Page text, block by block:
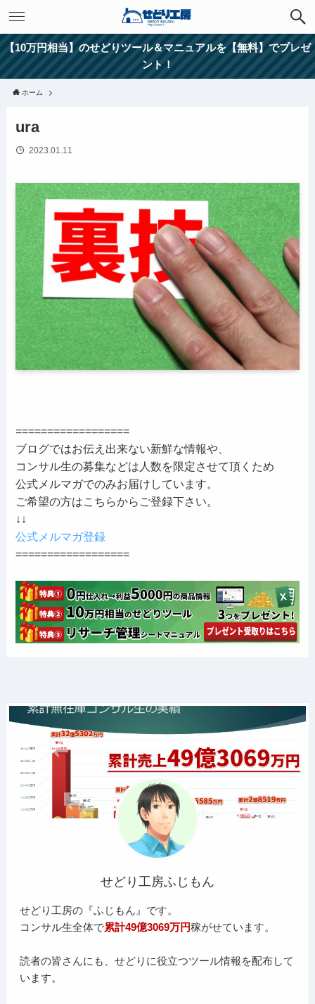
【10万円相当】のせどりツール＆マニュアルを【無料】でプレゼ
ント！
ホーム
ura
2023.01.11
==================
ブログではお伝え出来ない新鮮な情報や、
コンサル生の募集などは人数を限定させて頂くため
公式メルマガでのみお届けしています。
ご希望の方はこちらからご登録下さい。
↓↓
公式メルマガ登録
==================
せどり工房ふじもん
せどり工房の『ふじもん』です。
コンサル生全体で累計49億3069万円稼がせています。
読者の皆さんにも、せどりに役立つツール情報を配布して
います。